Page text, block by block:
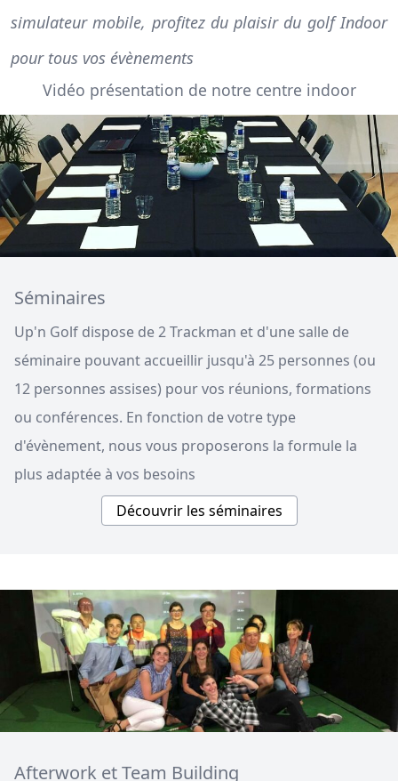
simulateur mobile, profitez du plaisir du golf Indoor
pour tous vos évènements
Vidéo présentation de notre centre indoor
Séminaires
Up'n Golf dispose de 2 Trackman et d'une salle de
séminaire pouvant accueillir jusqu'à 25 personnes (ou
12 personnes assises) pour vos réunions, formations
ou conférences. En fonction de votre type
d'évènement, nous vous proposerons la formule la
plus adaptée à vos besoins
Découvrir les séminaires
Afterwork et Team Building